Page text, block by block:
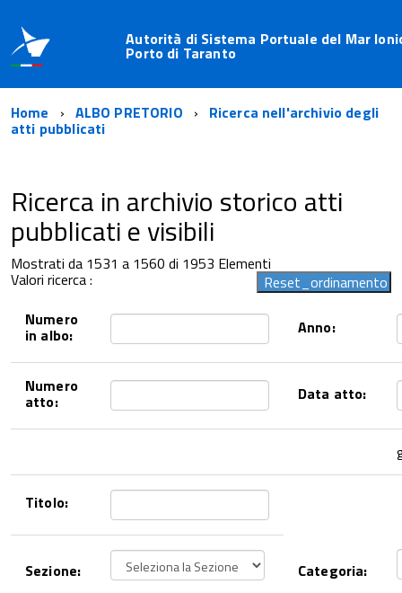
Autorità di Sistema Portuale del Mar
Porto di Taranto
Home ALBO PRETORIO Ricerca nell'archivio degli
atti pubblicati
Ricerca in archivio storico atti
pubblicati e visibili
Mostrati da 1531 a 1560 di 1953 Elementi
Valori ricerca :
Numero
in albo: Anno:
Numero
atto: Data atto:
Titolo:
Sezione: Categoria: